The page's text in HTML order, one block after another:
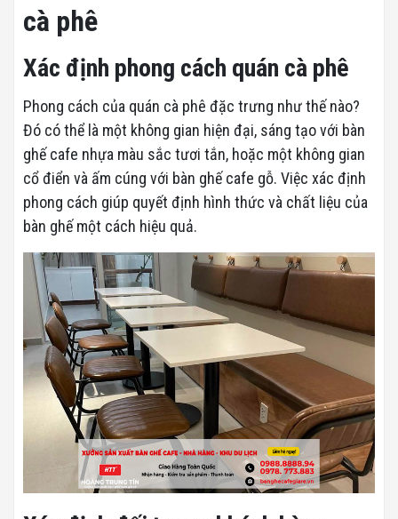
cà phê
Xác định phong cách quán cà phê
Phong cách của quán cà phê đặc trưng như thế nào?
Đó có thể là một không gian hiện đại, sáng tạo với bàn
ghế cafe nhựa màu sắc tươi tắn, hoặc một không gian
cổ điển và ấm cúng với bàn ghế cafe gỗ. Việc xác định
phong cách giúp quyết định hình thức và chất liệu của
bàn ghế một cách hiệu quả.